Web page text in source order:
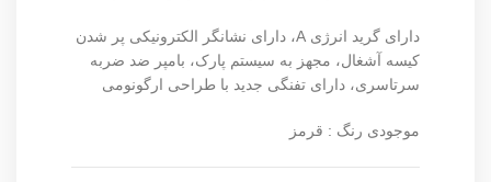
دارای گرید انرژی A، دارای نشانگر الکترونیکی پر شدن
کیسه آشغال، مجهز به سیستم پارک، بامپر ضد ضربه
سرتاسری، دارای تفنگی جدید با طراحی ارگونومی
موجودی رنگ : قرمز